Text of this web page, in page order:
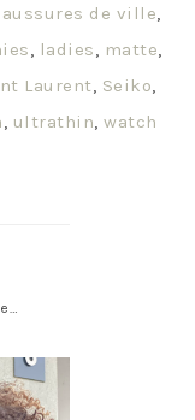
de ville,
, ladies, matte,
Laurent, Seiko,
, ultrathin, watch